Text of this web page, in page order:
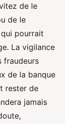
de le
de le
pourrait
La vigilance
fraudeurs
de la banque
rester de
jamais